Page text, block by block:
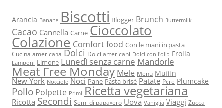
Arancia Banane Biscotti Blogger Brunch Buttermilk
Cacao Cannella Carne Cioccolato
Colazione Comfort food Con le mani in pasta
Cucina americana Dolci Dolci americani Dolci con l'olio Frolla
Lamponi Limone Lunedì senza carne Mandorle
Meat Free Monday Mele Menù Muffin
New York Nocciole Noci Pane Pasta brisè Patate Pere Plumcake
Pollo Polpette Primi Ricetta vegetariana
Ricotta Secondi Semi di papavero Uova Vaniglia Viaggi Zucca